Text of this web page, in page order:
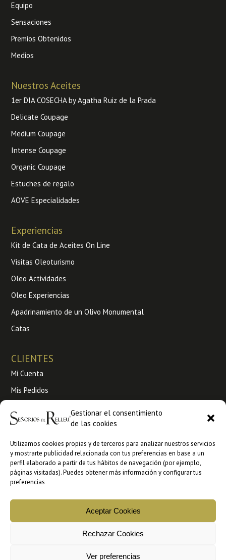
Gestionar el consentimiento
de las cookies
Utilizamos cookies propias y de terceros para analizar nuestros servicios
y mostrarte publicidad relacionada con tus preferencias en base a un
perfil elaborado a partir de tus hábitos de navegación (por ejemplo,
páginas visitadas). Puedes obtener más información y configurar tus
preferencias
Aceptar Cookies
Rechazar Cookies
Ver preferencias
Equipo
Sensaciones
Premios Obtenidos
Medios
Nuestros Aceites
1er DIA COSECHA by Agatha Ruiz de la Prada
Delicate Coupage
Medium Coupage
Intense Coupage
Organic Coupage
Estuches de regalo
AOVE Especialidades
Experiencias
Kit de Cata de Aceites On Line
Visitas Oleoturismo
Oleo Actividades
Oleo Experiencias
Apadrinamiento de un Olivo Monumental
Catas
CLIENTES
Mi Cuenta
Mis Pedidos
Condiciones de venta
Venta a profesionales
Ankorestore
Faire
Copyright © 2026 Señorios de Relleu | Aceite de Oliva Virgen